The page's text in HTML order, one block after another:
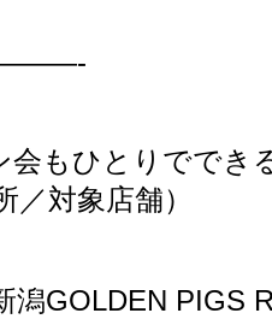
会もひとりででき
／対象店舗）
潟GOLDEN PIGS